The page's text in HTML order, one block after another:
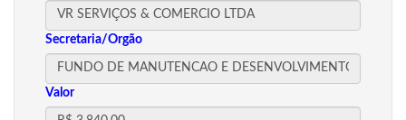
Secretaria/Orgão
Valor